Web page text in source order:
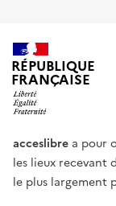
RÉPUBLIQUE
FRANÇAISE
acceslibre a pour
les lieux recevant
le plus largement